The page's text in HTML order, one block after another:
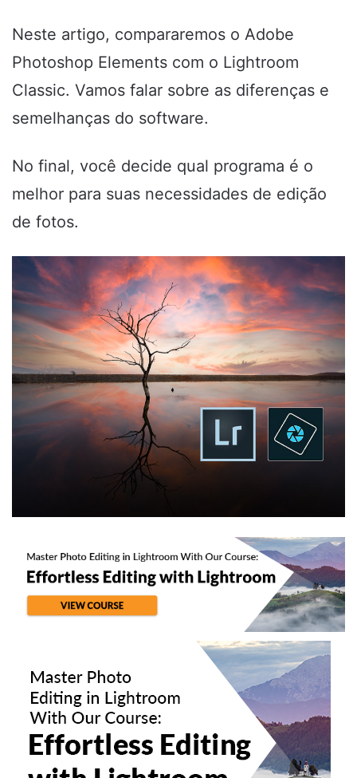
Neste artigo, compararemos o Adobe
Photoshop Elements com o Lightroom
Classic. Vamos falar sobre as diferenças e
semelhanças do software.
No final, você decide qual programa é o
melhor para suas necessidades de edição
de fotos.